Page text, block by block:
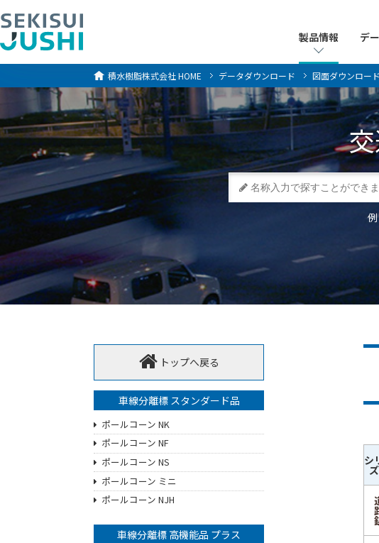
製品情報 デ
製品情報 デ
積水樹脂株式会社HOME データダウンロード 図面ダウンロード
シ
トップへ戻る
車線分離標 スタンダード品
ポールコーン NK
ポールコーン NF
ポールコーン NS
ポールコーン ミニ
ポールコーン NJH
車線分離標 高機能品 プラス